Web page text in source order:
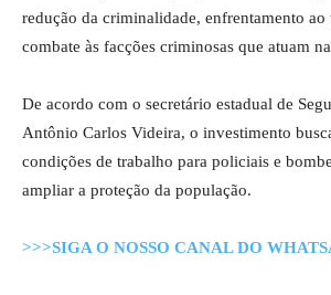
redução da criminalidade, enfrentamento ao
combate às facções criminosas que atuam
De acordo com o secretário estadual de
Antônio Carlos Videira, o investimento
condições de trabalho para policiais e
ampliar a proteção da população.
>>>SIGA O NOSSO CANAL DO